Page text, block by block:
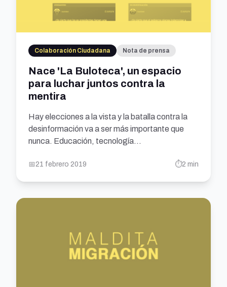
Colaboración Ciudadana Nota de prensa
Nace 'La Buloteca', un espacio
para luchar juntos contra la
mentira
Hay elecciones a la vista y la batalla contra la
desinformación va a ser más importante que
nunca. Educación, tecnología...
📅21 febrero 2019 ⏱️2 min